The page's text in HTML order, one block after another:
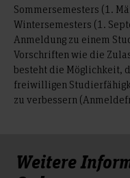
Sommersemesters (1.
Wintersemesters (1.
Anmeldung zu einem
Vorschriften wie die
besteht die Möglichkeit,
freiwilligen
zu verbessern
Weitere